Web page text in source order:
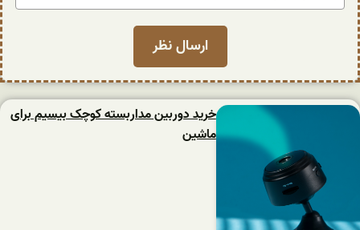
خرید دوربین مداربسته کوچک بیسیم برای
ماشین